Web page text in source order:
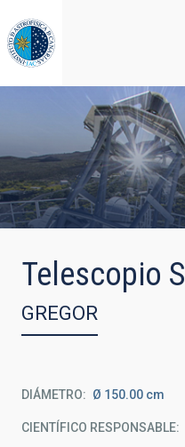
al
contenido
principal
Telescopio
GREGOR
DIÁMETRO Ø 150.00 cm
CIENTÍFICO RESPONSABLE